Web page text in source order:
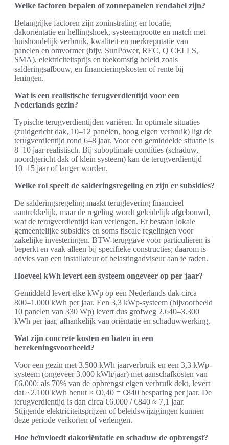
Welke factoren bepalen of zonnepanelen rendabel zijn?
Belangrijke factoren zijn zoninstraling en locatie,
dakoriëntatie en hellingshoek, systeemgrootte en match met
huishoudelijk verbruik, kwaliteit en merkreputatie van
panelen en omvormer (bijv. SunPower, REC, Q CELLS,
SMA), elektriciteitsprijs en toekomstig beleid zoals
salderingsafbouw, en financieringskosten of rente bij
leningen.
Wat is een realistische terugverdientijd voor een
Nederlands gezin?
Typische terugverdientijden variëren. In optimale situaties
(zuidgericht dak, 10–12 panelen, hoog eigen verbruik) ligt de
terugverdientijd rond 6–8 jaar. Voor een gemiddelde situatie is
8–10 jaar realistisch. Bij suboptimale condities (schaduw,
noordgericht dak of klein systeem) kan de terugverdientijd
10–15 jaar of langer worden.
Welke rol speelt de salderingsregeling en zijn er subsidies?
De salderingsregeling maakt teruglevering financieel
aantrekkelijk, maar de regeling wordt geleidelijk afgebouwd,
wat de terugverdientijd kan verlengen. Er bestaan lokale
gemeentelijke subsidies en soms fiscale regelingen voor
zakelijke investeringen. BTW-teruggave voor particulieren is
beperkt en vaak alleen bij specifieke constructies; daarom is
advies van een installateur of belastingadviseur aan te raden.
Hoeveel kWh levert een systeem ongeveer op per jaar?
Gemiddeld levert elke kWp op een Nederlands dak circa
800–1.000 kWh per jaar. Een 3,3 kWp-systeem (bijvoorbeeld
10 panelen van 330 Wp) levert dus grofweg 2.640–3.300
kWh per jaar, afhankelijk van oriëntatie en schaduwwerking.
Wat zijn concrete kosten en baten in een
berekeningsvoorbeeld?
Voor een gezin met 3.500 kWh jaarverbruik en een 3,3 kWp-
systeem (ongeveer 3.000 kWh/jaar) met aanschafkosten van
€6.000: als 70% van de opbrengst eigen verbruik dekt, levert
dat ~2.100 kWh benut × €0,40 = €840 besparing per jaar. De
terugverdientijd is dan circa €6.000 / €840 ≈ 7,1 jaar.
Stijgende elektriciteitsprijzen of beleidswijzigingen kunnen
deze periode verkorten of verlengen.
Hoe beïnvloedt dakoriëntatie en schaduw de opbrengst?